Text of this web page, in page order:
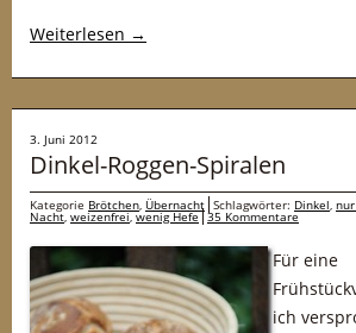
Weiterlesen →
3. Juni 2012
Dinkel-Roggen-Spiralen
Kategorie Brötchen, Übernacht Schlagwörter: Dinkel,
Nacht, weizenfrei,wenig Hefe 35 Kommentare
Für eine
ich